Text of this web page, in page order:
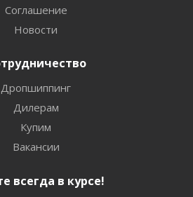
Соглашение
Новости
Дропшиппинг
Дилерам
Купим
Вакансии
всегда в курсе!